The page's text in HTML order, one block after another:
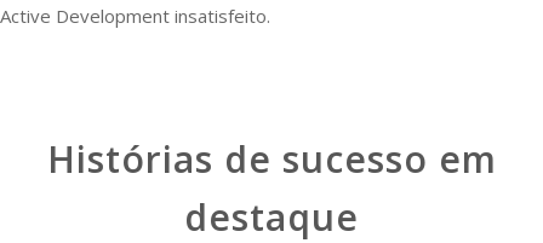
Active Development insatisfeito.
Histórias de sucesso em
destaque